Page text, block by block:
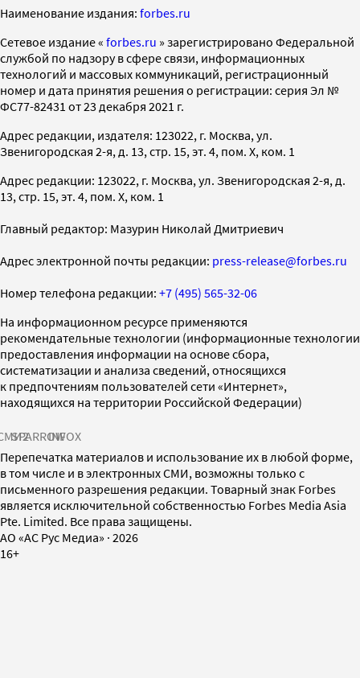
Наименование издания: forbes.ru
Cетевое издание « forbes.ru » зарегистрировано Федеральной
службой по надзору в сфере связи, информационных
технологий и массовых коммуникаций, регистрационный
номер и дата принятия решения о регистрации: серия Эл №
ФС77-82431 от 23 декабря 2021 г.
Адрес редакции, издателя: 123022, г. Москва, ул.
Звенигородская 2-я, д. 13, стр. 15, эт. 4, пом. X, ком. 1
Адрес редакции: 123022, г. Москва, ул. Звенигородская 2-я, д.
13, стр. 15, эт. 4, пом. X, ком. 1
Главный редактор: Мазурин Николай Дмитриевич
Адрес электронной почты редакции: press-release@forbes.ru
Номер телефона редакции: +7 (495) 565-32-06
На информационном ресурсе применяются
рекомендательные технологии (информационные технологии
предоставления информации на основе сбора,
систематизации и анализа сведений, относящихся
к предпочтениям пользователей сети «Интернет»,
находящихся на территории Российской Федерации)
SPARROWINFOX
Перепечатка материалов и использование их в любой форме,
в том числе и в электронных СМИ, возможны только с
письменного разрешения редакции. Товарный знак Forbes
является исключительной собственностью Forbes Media Asia
Pte. Limited. Все права защищены.
AO «АС Рус Медиа» · 2026
16+